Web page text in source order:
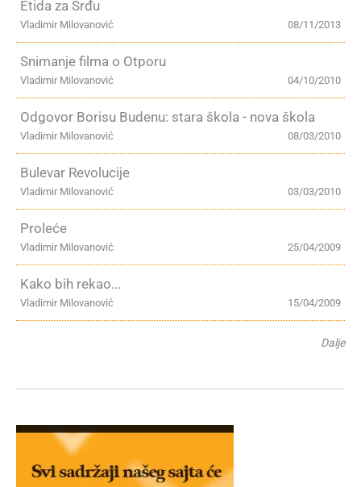
Etida za Srđu
08/11/2013
Vladimir Milovanović
Snimanje filma o Otporu
04/10/2010
Vladimir Milovanović
Odgovor Borisu Budenu: stara škola - nova škola
08/03/2010
Vladimir Milovanović
Bulevar Revolucije
03/03/2010
Vladimir Milovanović
Proleće
25/04/2009
Vladimir Milovanović
Kako bih rekao...
15/04/2009
Vladimir Milovanović
Dalje